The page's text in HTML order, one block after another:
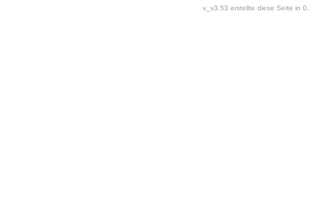
v_v3.53 erstellte diese Seite in